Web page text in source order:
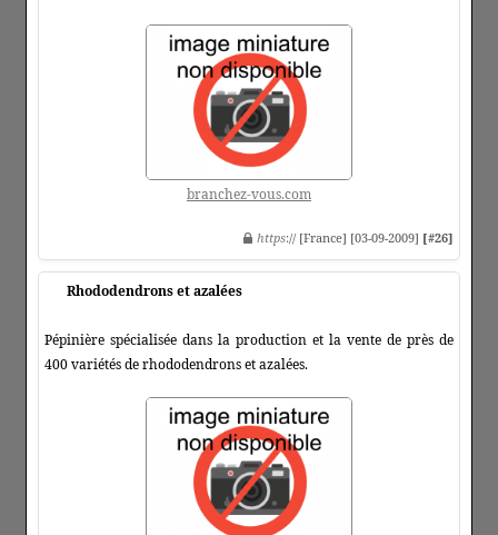
branchez-vous.com
https:// [France] [03-09-2009] [#26]
Rhododendrons et azalées
Pépinière spécialisée dans la production et la vente de près de
400 variétés de rhododendrons et azalées.